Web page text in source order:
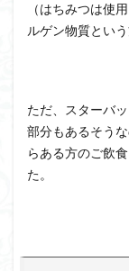
（はちみつは使
ルゲン物質とい
ただ、スターバ
部分もあるそう
らある方のご飲
た。